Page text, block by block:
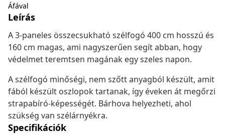
Áfával
Leírás
A 3-paneles összecsukható szélfogó 400 cm hosszú és
160 cm magas, ami nagyszerűen segít abban, hogy
védelmet teremtsen magának egy szeles napon.
A szélfogó minőségi, nem szőtt anyagból készült, amit
fából készült oszlopok tartanak, így éveken át megőrzi
strapabíró-képességét. Bárhova helyezheti, ahol
szükség van szélárnyékra.
Specifikációk